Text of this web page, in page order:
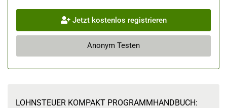
Jetzt kostenlos registrieren
Anonym Testen
LOHNSTEUER KOMPAKT PROGRAMMHANDBUCH: